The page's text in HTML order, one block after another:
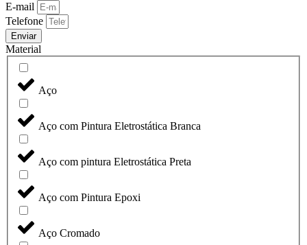
E-mail
Telefone
Enviar
Material
Aço
Aço com Pintura Eletrostática Branca
Aço com pintura Eletrostática Preta
Aço com Pintura Epoxi
Aço Cromado